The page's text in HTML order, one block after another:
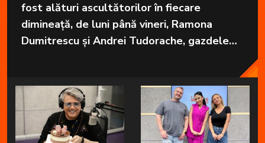
fost alături ascultătorilor în fiecare
dimineață, de luni până vineri, Ramona
Dumitrescu și Andrei Tudorache, gazdele